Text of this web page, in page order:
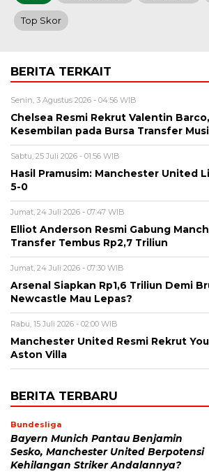
Top Skor
BERITA TERKAIT
Senin, 3 Agustus 2026 - 04:56 WIB
Chelsea Resmi Rekrut Valentin
Kesembilan pada Bursa Transfer
Sabtu, 25 Juli 2026 - 01:56 WIB
Hasil Pramusim: Manchester United
5-0
Jumat, 24 Juli 2026 - 07:47 WIB
Elliot Anderson Resmi Gabung
Transfer Tembus Rp2,7 Triliun
Jumat, 24 Juli 2026 - 07:30 WIB
Arsenal Siapkan Rp1,6 Triliun Demi
Newcastle Mau Lepas?
Rabu, 15 Juli 2026 - 02:00 WIB
Manchester United Resmi Rekrut
Aston Villa
BERITA TERBARU
Bundesliga
Bayern Munich Pantau Benjamin
Sesko, Manchester United Berpotensi
Kehilangan Striker Andalannya?